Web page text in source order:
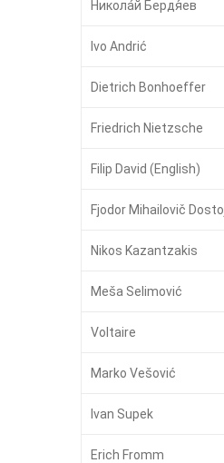
Никола́й Бердя́ев
Ivo Andrić
Dietrich Bonhoeffer
Friedrich Nietzsche
Filip David (English)
Fjodor Mihailovič
Nikos Kazantzakis
Meša Selimović
Voltaire
Marko Vešović
Ivan Supek
Erich Fromm